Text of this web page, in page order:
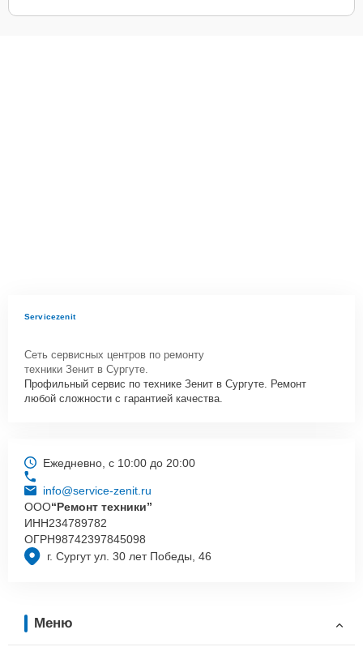
Servicezenit
Сеть сервисных центров по ремонту
техники Зенит в Сургуте.
Профильный сервис по технике Зенит в Сургуте. Ремонт
любой сложности с гарантией качества.
г. Сургут ул. 30 лет Победы, 46
Ежедневно, с 10:00 до 20:00
info@service-zenit.ru
ООО“Ремонт техники”
ИНН234789782
ОГРН98742397845098
Меню